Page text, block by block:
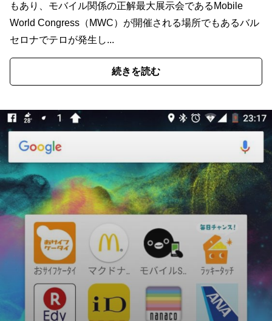
もあり、モバイル関係の正解最大展示会であるMobile
World Congress（MWC）が開催される場所でもあるバル
セロナでテロが発生し...
続きを読む